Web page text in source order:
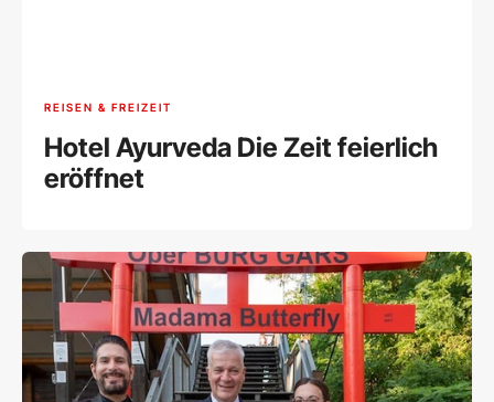
REISEN & FREIZEIT
Hotel Ayurveda Die Zeit feierlich
eröffnet